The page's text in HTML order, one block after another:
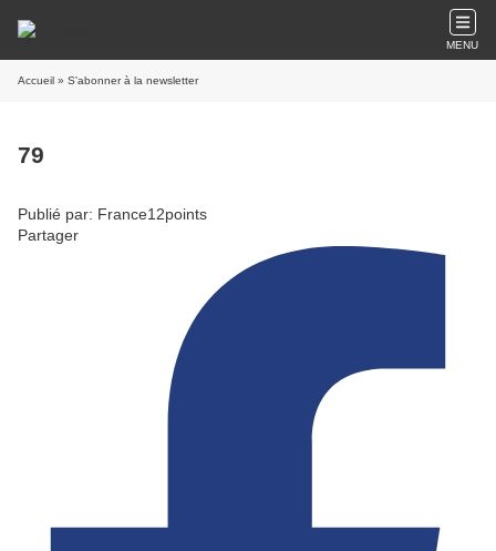
MENU
Accueil » S'abonner à la newsletter
79
Publié par: France12points
Partager